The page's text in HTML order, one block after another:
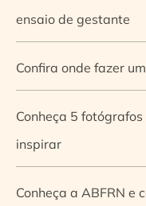
ensaio de gestante
Confira onde fazer
Conheça 5
inspirar
Conheça a ABFRN e